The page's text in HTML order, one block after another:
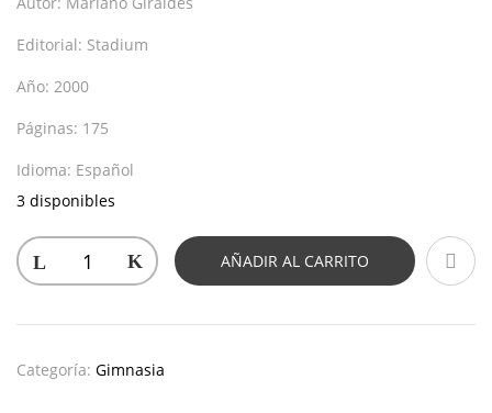
Editorial: Stadium
Año: 2000
Páginas: 175
Idioma: Español
3 disponibles
AÑADIR AL CARRITO
Categoría: Gimnasia